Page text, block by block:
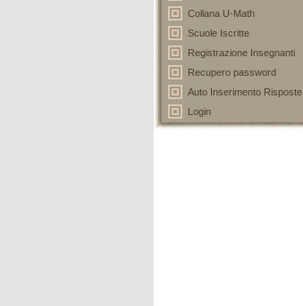
Collana U-Math
Scuole Iscritte
Registrazione Insegnanti
Recupero password
Auto Inserimento Risposte
Login